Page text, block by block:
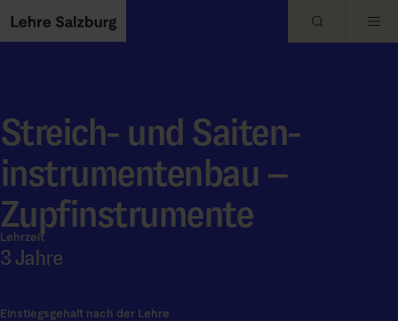
Skip to main content
Streich- und Saiten-
instrumentenbau –
Zupfinstrumente
Lehrzeit
3 Jahre
Einstiegsgehalt nach der Lehre